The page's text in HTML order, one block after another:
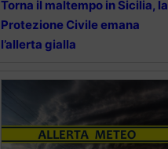
Torna il maltempo in Sicilia, la
Protezione Civile emana
l’allerta gialla